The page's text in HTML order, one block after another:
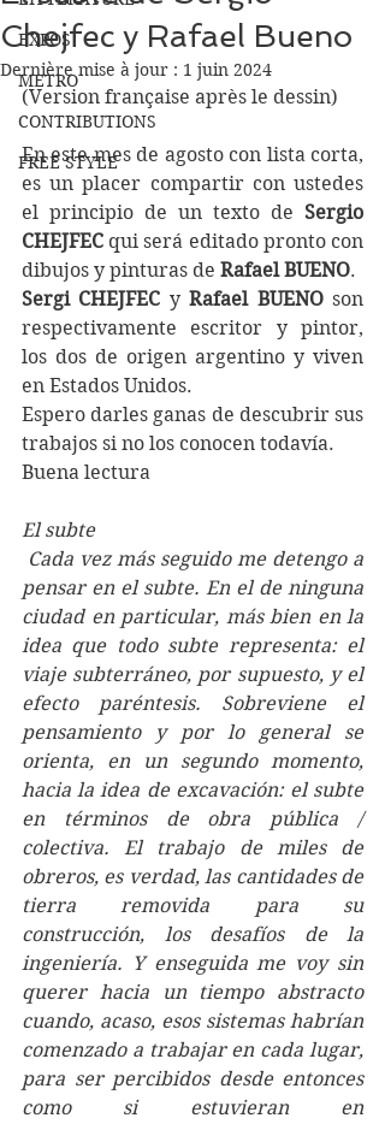
EXPOS
METRO
CONTRIBUTIONS
FREE STYLE
Chejfec y Rafael Bueno
Dernière mise à jour : 1 juin 2024
(Version française après le dessin)
En este mes de agosto con lista corta,
es un placer compartir con ustedes
el principio de un texto de Sergio
CHEJFEC qui será editado pronto con
dibujos y pinturas de Rafael BUENO.
Sergi CHEJFEC y Rafael BUENO son
respectivamente escritor y pintor,
los dos de origen argentino y viven
en Estados Unidos.
Espero darles ganas de descubrir sus
trabajos si no los conocen todavía.
Buena lectura
El subte
pensar en el subte. En el de ninguna
ciudad en particular, más bien en la
idea que todo subte representa: el
viaje subterráneo, por supuesto, y el
efecto paréntesis. Sobreviene el
pensamiento y por lo general se
orienta, en un segundo momento,
hacia la idea de excavación: el subte
en términos de obra pública /
colectiva. El trabajo de miles de
obreros, es verdad, las cantidades de
tierra removida para su
construcción, los desafíos de la
ingeniería. Y enseguida me voy sin
querer hacia un tiempo abstracto
cuando, acaso, esos sistemas habrían
comenzado a trabajar en cada lugar,
para ser percibidos desde entonces
como si estuvieran en